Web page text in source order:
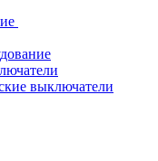
выключатели